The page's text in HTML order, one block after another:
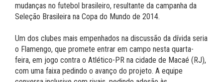
mudanças no futebol brasileiro, resultante da campanha da
Seleção Brasileira na Copa do Mundo de 2014.
Um dos clubes mais empenhados na discussão da dívida seria
o Flamengo, que promete entrar em campo nesta quarta-
feira, em jogo contra o Atlético-PR na cidade de Macaé (RJ),
com uma faixa pedindo o avanço do projeto. A equipe